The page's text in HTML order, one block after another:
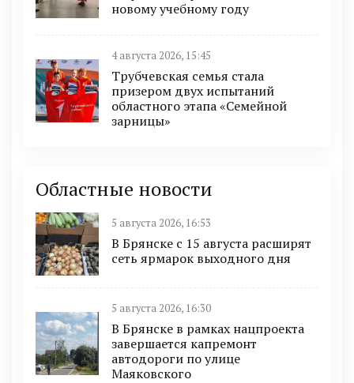
новому учебному году
4 августа 2026, 15:45
Трубчевская семья стала
призером двух испытаний
областного этапа «Семейной
зарницы»
Областные новости
5 августа 2026, 16:53
В Брянске с 15 августа расширят
сеть ярмарок выходного дня
5 августа 2026, 16:30
В Брянске в рамках нацпроекта
завершается капремонт
автодороги по улице
Маяковского